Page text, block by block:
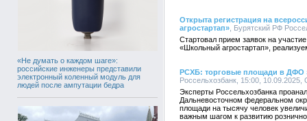
«Не думать о каждом шаге»:
российские инженеры представили
электронный коленный модуль для
людей после ампутации бедра
Открыта регистрация на
агростартап» , Бурятский РФ
Стартовал прием заявок на
«Школьный агростартап»,
РСХБ: торговые площади в ДФО
Россельхозбанк, 15:00, 10.09.2025,
Эксперты Россельхозбанка
Дальневосточном федеральном
площади на тысячу человек
важным шагом к развитию